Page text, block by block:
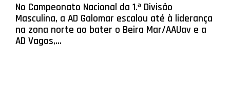
No Campeonato Nacional da 1.ª Divisão
Masculina, a AD Galomar escalou até à liderança
na zona norte ao bater o Beira Mar/AAUav e a
AD Vagos,...